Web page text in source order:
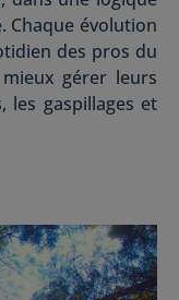
Chaque évolution
des pros du
gérer leurs
les gaspillages et